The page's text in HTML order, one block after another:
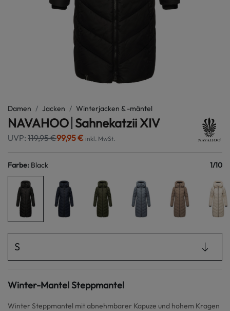
Damen Jacken Winterjacken & -mäntel
NAVAHOO Sahnekatzii XIV
UVP: 119,95 €99,95 € inkl. MwSt.
Farbe: Black 1/10
S
Winter-Mantel Steppmantel
Winter Steppmantel mit abnehmbarer Kapuze und hohem Kragen